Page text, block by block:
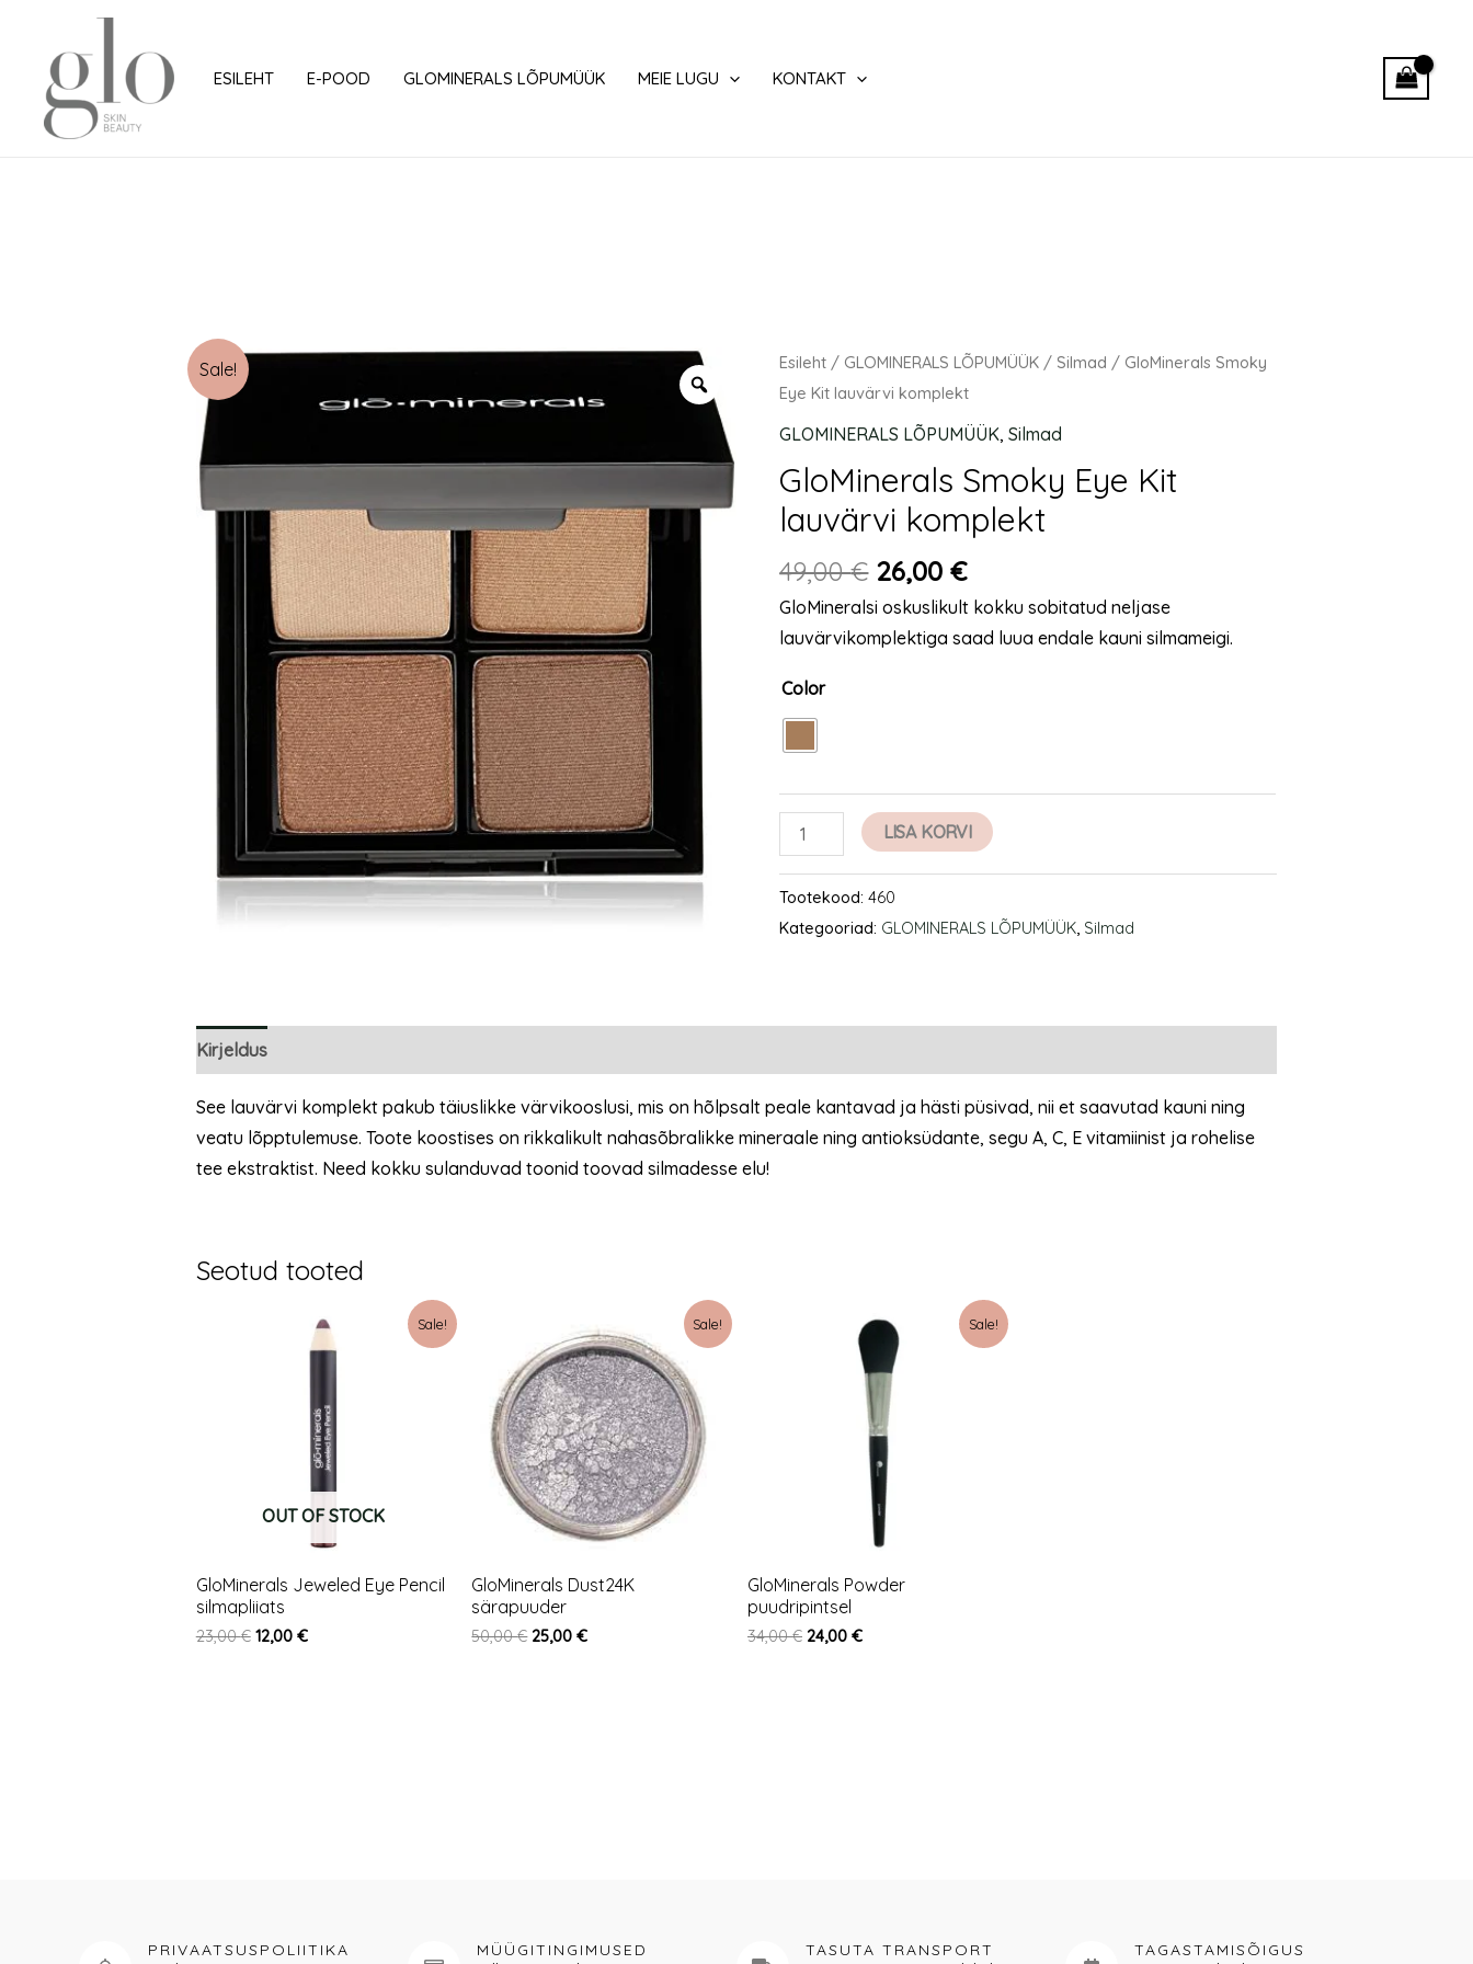
content
ESILEHT E-POOD GLOMINERALS LÕPUMÜÜK MEIE LUGU KONTAKT
Sale! Esileht / GLOMINERALS LÕPUMÜÜK / Silmad / GloMinerals Smoky
Eye Kit lauvärvi komplekt
GLOMINERALS LÕPUMÜÜK,Silmad
GloMinerals Smoky Eye Kit
lauvärvi komplekt
49,00€ 26,00€
GloMineralsi oskuslikult kokku sobitatud neljase
lauvärvikomplektiga saad luua endale kauni silmameigi.
Color
GloMinerals
Smoky
Eye
lauvärvi
komplekt
LISA KORVI
Tootekood:460
Kategooriad: GLOMINERALS LÕPUMÜÜK, Silmad
Kirjeldus
See lauvärvi komplekt pakub täiuslikke värvikooslusi, mis on hõlpsalt peale kantavad ja hästi püsivad, nii et saavutad kauni ning
veatu lõpptulemuse. Toote koostises on rikkalikult nahasõbralikke mineraale ning antioksüdante, segu A, C, E vitamiinist ja rohelise
tee ekstraktist. Need kokku sulanduvad toonid toovad silmadesse elu!
Seotud tooted
Sale!
OUT OF STOCK
GloMinerals Jeweled Eye Pencil
silmapliiats
23,00€ 12,00 €
Sale!
GloMinerals Dust24K
särapuuder
50,00€ 25,00€
Sale!
GloMinerals Powder
puudripintsel
34,00€ 24,00 €
PRIVAATSUSPOLIITIKA MÜÜGITINGIMUSED TASUTA TRANSPORT TAGASTAMISÕIGUS